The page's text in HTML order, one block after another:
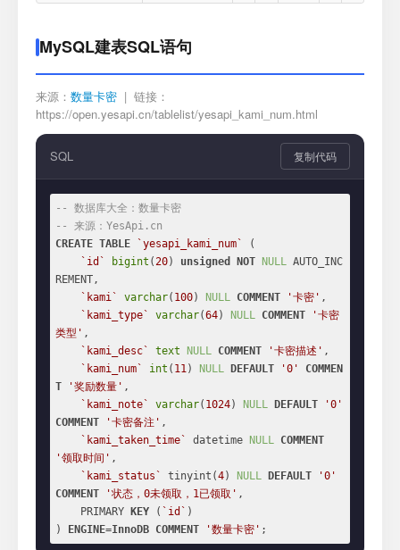
MySQL建表SQL语句
来源： 数量卡密 | 链接：
https://open.yesapi.cn/tablelist/yesapi_kami_num.html
SQL 复制代码
-- 数据库大全：数量卡密
-- 来源：YesApi.cn
CREATE TABLE `yesapi_kami_num`
(
`id`
bigint (20) unsigned NOT NULL AUTO_INC
REMENT,
`kami`
varchar( 100) NULL COMMENT '卡密' ,
`kami_type`
varchar(64) NULL COMMENT
'卡密
类型' ,
`kami_desc`
text NULL COMMENT '卡密描述' ,
`kami_num`
int ( 11) NULL DEFAULT '0'
COMMEN
T
'奖励数量' ,
`kami_note`
varchar( 1024) NULL DEFAULT
'0'
COMMENT
'卡密备注' ,
`kami_taken_time`
datetime NULL COMMENT
'领取时间' ,
`kami_status`
tinyint(4) NULL DEFAULT
'0'
COMMENT
'状态，0未领取，1已领取' ,
    PRIMARY
KEY ( `id` )
)
ENGINE=InnoDB COMMENT '数量卡密' ;